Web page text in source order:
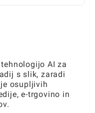
AI za
s slik, zaradi
osupljivih
e-trgovino in